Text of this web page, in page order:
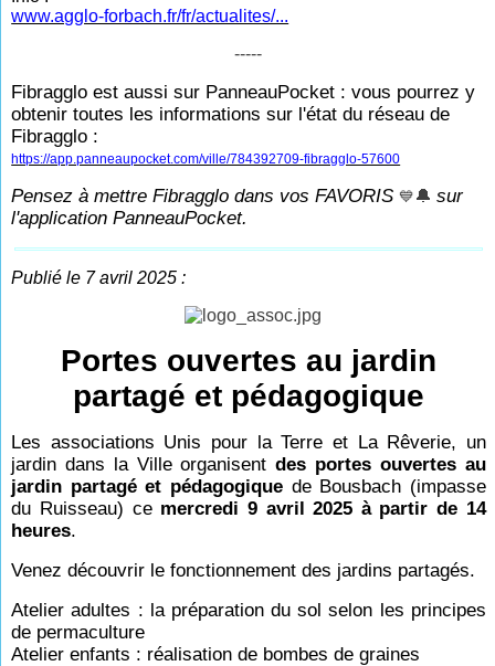
www.agglo-forbach.fr/fr/actualites/...
-----
Fibragglo est aussi sur PanneauPocket : vous pourrez y
obtenir toutes les informations sur l'état du réseau de
Fibragglo :
https://app.panneaupocket.com/ville/784392709-fibragglo-57600
Pensez à mettre Fibragglo dans vos FAVORIS 💙🔔 sur
l'application PanneauPocket.
Publié le 7 avril 2025 :
Portes ouvertes au jardin
partagé et pédagogique
Les associations Unis pour la Terre et La Rêverie, un
jardin dans la Ville organisentdes portes ouvertes au
jardin partagé et pédagogique de Bousbach (impasse
du Ruisseau) ce mercredi 9 avril 2025 à partir de 14
heures.
Venez découvrir le fonctionnement des jardins partagés.
Atelier adultes : la préparation du sol selon les principes
de permaculture
Atelier enfants : réalisation de bombes de graines